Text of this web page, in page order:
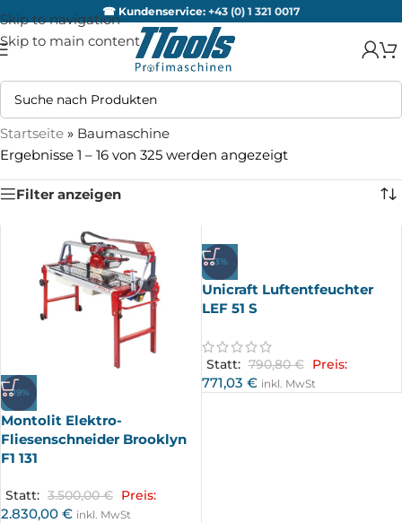
Skip to navigation
Skip to main content
☎ Kundenservice: +43 (0) 1 321 0017
Startseite » Baumaschine
Ergebnisse 1 – 16 von 325 werden angezeigt
Filter anzeigen
-19%
Montolit Elektro-
Fliesenschneider Brooklyn
F1 131
Statt: 3.500,00€ Preis:
2.830,00 € inkl. MwSt
-3%
Unicraft Luftentfeuchter
LEF 51 S
Statt: 790,80€ Preis:
771,03 € inkl. MwSt